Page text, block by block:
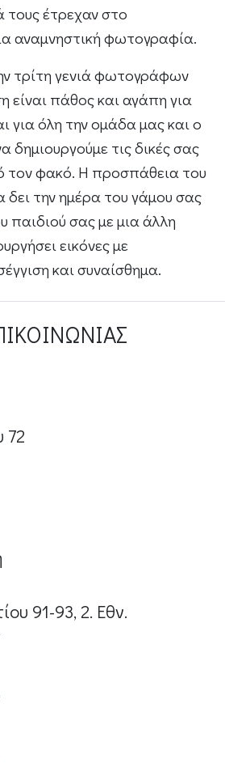
έτρεχαν στο
αναμνηστική φωτογραφία.
τρίτη γενιά φωτογράφων
είναι πάθος και αγάπη για
για όλη την ομάδα μας και ο
δημιουργούμε τις δικές σας
τον φακό. Η προσπάθεια του
δει την ημέρα του γάμου σας
παιδιού σας με μια άλλη
εικόνες με
και συναίσθημα.
72
91-93, 2. Εθν.